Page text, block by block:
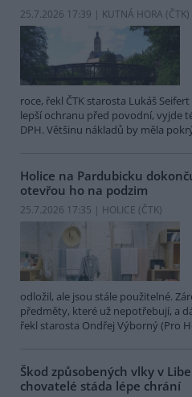
25.7.2026 17:39 | KUTNÁ HORA (ČTK)
roce, řekl ČTK starosta Lukáš
lepší ochranu před povodní, vyjde
DPH. Většinu nákladů by měla
Holice na Pardubicku
otevřou ho na podzim
25.7.2026 17:35 | HOLICE (ČTK)
odložil, ale jsou stále použitelné.
předměty, které už nepotřebují, a
řekl starosta Ondřej Výborný (Pro
Škod způsobených vlky v
chovatelé stáda lépe chrání